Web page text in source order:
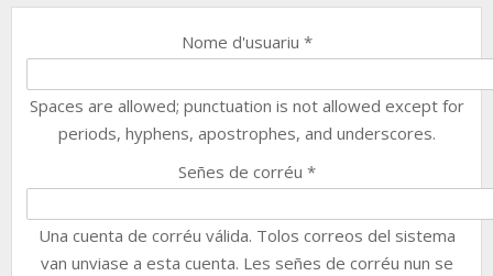
Nome d'usuariu *
Spaces are allowed; punctuation is not allowed except for
periods, hyphens, apostrophes, and underscores.
Señes de corréu *
Una cuenta de corréu válida. Tolos correos del sistema
van unviase a esta cuenta. Les señes de corréu nun se